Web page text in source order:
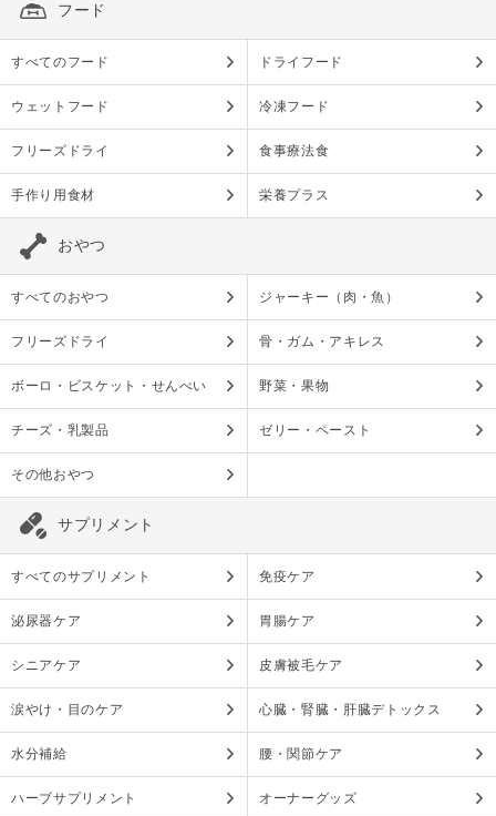
フード
すべてのフード ドライフード
ウェットフード 冷凍フード
フリーズドライ 食事療法食
手作り用食材 栄養プラス
おやつ
すべてのおやつ ジャーキー（肉・魚）
フリーズドライ 骨・ガム・アキレス
ボーロ・ビスケット・せんべい 野菜・果物
チーズ・乳製品 ゼリー・ペースト
その他おやつ
サプリメント
すべてのサプリメント 免疫ケア
泌尿器ケア 胃腸ケア
シニアケア 皮膚被毛ケア
涙やけ・目のケア 心臓・腎臓・肝臓デトックス
水分補給 腰・関節ケア
ハーブサプリメント オーナーグッズ